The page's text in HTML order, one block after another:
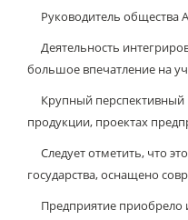
Руководитель общества
Деятельность
большое впечатление на
Крупный перспективный
продукции, проектах
Следует отметить, что
государства, оснащено
Предприятие приобрело